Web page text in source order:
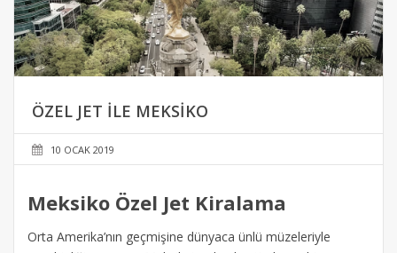
ÖZEL JET ILE MEKSIKO
10 OCAK 2019
Meksiko Özel Jet Kiralama
Orta Amerika’nın geçmişine dünyaca ünlü müzeleriyle